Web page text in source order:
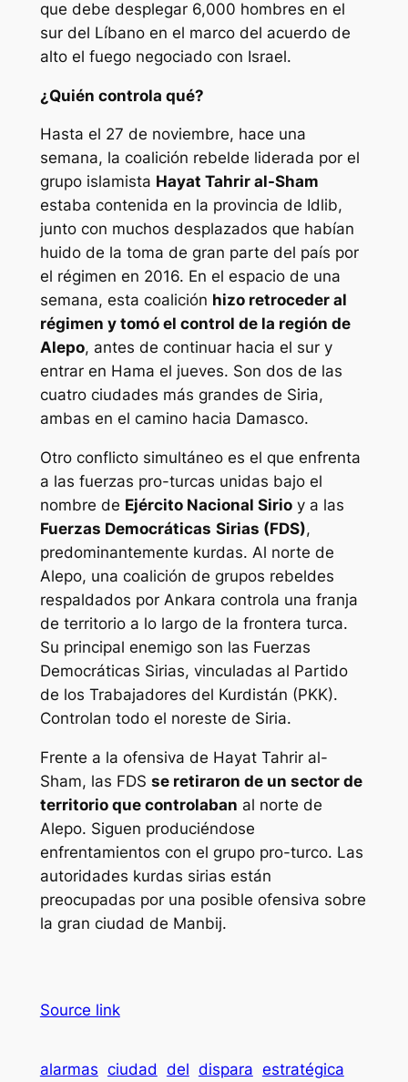
que debe desplegar 6,000 hombres en el
sur del Líbano en el marco del acuerdo de
alto el fuego negociado con Israel.
¿Quién controla qué?
Hasta el 27 de noviembre, hace una
semana, la coalición rebelde liderada por el
grupo islamista Hayat Tahrir al-Sham
estaba contenida en la provincia de Idlib,
junto con muchos desplazados que habían
huido de la toma de gran parte del país por
el régimen en 2016. En el espacio de una
semana, esta coalición hizo retroceder al
régimen y tomó el control de la región de
Alepo, antes de continuar hacia el sur y
entrar en Hama el jueves. Son dos de las
cuatro ciudades más grandes de Siria,
ambas en el camino hacia Damasco.
Otro conflicto simultáneo es el que enfrenta
a las fuerzas pro-turcas unidas bajo el
nombre de Ejército Nacional Sirioy a las
Fuerzas Democráticas Sirias (FDS),
predominantemente kurdas. Al norte de
Alepo, una coalición de grupos rebeldes
respaldados por Ankara controla una franja
de territorio a lo largo de la frontera turca.
Su principal enemigo son las Fuerzas
Democráticas Sirias, vinculadas al Partido
de los Trabajadores del Kurdistán (PKK).
Controlan todo el noreste de Siria.
Frente a la ofensiva de Hayat Tahrir al-
Sham, las FDS se retiraron de un sector de
territorio que controlaban al norte de
Alepo. Siguen produciéndose
enfrentamientos con el grupo pro-turco. Las
autoridades kurdas sirias están
preocupadas por una posible ofensiva sobre
la gran ciudad de Manbij.
Source link
alarmas ciudad del dispara estratégica